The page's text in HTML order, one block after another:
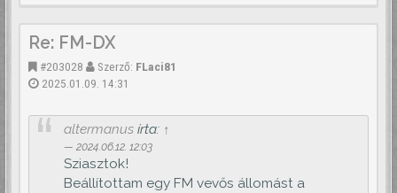
Re: FM-DX
#203028 Szerző: FLaci81
2025.01.09. 14:31
altermanusírta: ↑
2024.06.12. 12:03
Sziasztok!
Beállítottam egy FM vevős állomást a